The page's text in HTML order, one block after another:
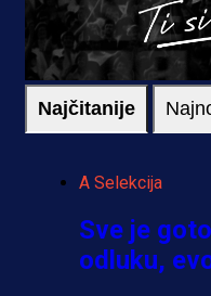
Najčitanije
A Selekcija
Sve je
odluku,